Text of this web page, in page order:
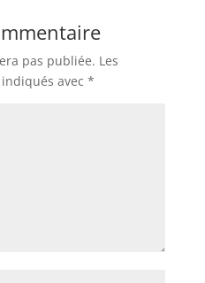
pas publiée. Les
avec *